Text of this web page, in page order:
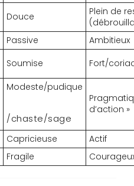
Douce
Plein de
Passive
Ambitieux
Soumise Fort/
Modeste/pudique
/chaste/sage
d’action »
Capricieuse
Actif
Fragile